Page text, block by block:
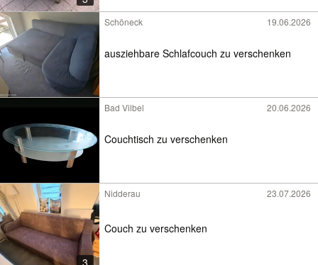
Schöneck 19.06.2026
ausziehbare Schlafcouch zu verschenken
Bad Vilbel 20.06.2026
Couchtisch zu verschenken
3
Nidderau 23.07.2026
Couch zu verschenken